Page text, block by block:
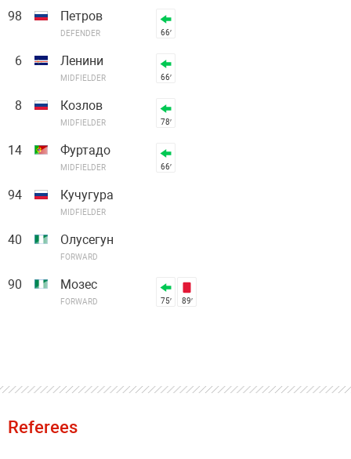
98 Петров
DEFENDER 66′
6 Ленини
MIDFIELDER 66′
8 Козлов
MIDFIELDER 78′
14 Фуртадо
MIDFIELDER 66′
94 Кучугура
MIDFIELDER
40 Олусегун
FORWARD
90 Мозес
FORWARD 75′ 89′
Referees